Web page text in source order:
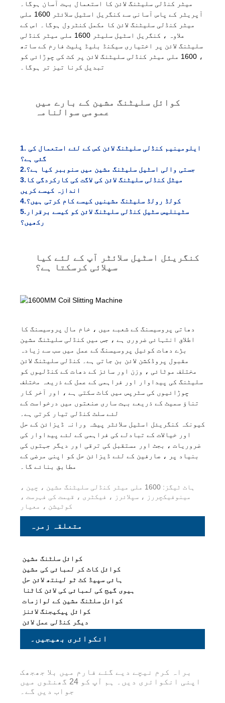
میٹر کنڈلی سلیٹنگ لائن کا استعمال بہت آسان ہوگا۔
آپریٹر کے پاس آسانی سے کنگریل اسٹیل سلائٹر 1600 ملی
میٹر کنڈلی سلیٹنگ لائن کا مکمل کنٹرول ہوگا۔ اس کے
علاوہ ، کنگریل اسٹیل سلیٹر 1600 ملی میٹر کنڈلی
سلیٹنگ لائن پر اختیاری سیکنڈ بلیڈ پلیٹ فارم کے ساتھ
، 1600 ملی میٹر کنڈلی سلیٹنگ لائن پر کٹ کی چوڑائی کو
تبدیل کرنا تیز تر ہوگا۔
کوائل سلیٹنگ مشین کے بارے میں
عمومی سوالنامہ
1. ایلومینیم کنڈلی سلیٹنگ لائن کس کے لئے استعمال کی
گئی ہے؟
2.جستی والی اسٹیل سلیٹنگ مشین میں سنوببر کیا ہے؟
3. میٹل کنڈلی سلیٹنگ لائن کی لاگت کی کارکردگی کا
اندازہ کیسے کریں
4.کولڈ رولڈ سلیٹنگ مشینیں کیسے کام کرتی ہیں؟
5. سٹینلیس سٹیل کنڈلی سلیٹنگ لائن کو کیسے برقرار
رکھیں؟
کنگریئل اسٹیل سلائٹر آپ کے لئے کیا
سپلائی کرسکتا ہے؟
دھاتی پروسیسنگ کے شعبے میں ، خام مال پروسیسنگ کا
اطلاق انتہائی ضروری ہے ، جس میں کنڈلی سلیٹنگ مشین
بڑے دھات کوئیل پروسیسنگ کے عمل میں سب سے زیادہ
مقبول پروڈکشن لائن بن جاتی ہے۔ کنڈلی سلیٹنگ لائن
مختلف موٹائی ، وزن اور سائز کے دھات کے کنڈلیوں کو
سلیٹنگ کی پیداوار اور فراہمی کے عمل کے ذریعہ مختلف
چوڑائیوں کی سٹرپس میں کاٹ سکتی ہے ، اور آخر کار
تناؤ سمیٹ کے ذریعے بہت ساری صنعتوں میں درخواست کے
لئے سلٹ کنڈلی تیار کرتی ہے۔
کیونکہ کنگریئل اسٹیل سلائٹر پیشہ ورانہ ڈیزائن کے حل
اور خیالات کے تبادلے کی فراہمی کے لئے پیداوار کی
ضروریات ، بجٹ اور مستقبل کی ترقی اور دیگر جہتوں کی
بنیاد پر ، صارفین کے لئے ڈیزائن حل کو اپنی مرضی کے
مطابق بنائے گا۔
ہاٹ ٹیگز: 1600 ملی میٹر کنڈلی سلیٹنگ مشین ، چین ،
مینوفیکچررز ، سپلائرز ، فیکٹری ، قیمت کی فہرست ،
کوٹیشن ، معیار
متعلقہ زمرہ
کوائل سلٹنگ مشین
کوائل کاٹ کر لمبائی کی مشین
ہائی سپیڈ کٹ ٹو لینتھ لائن حل
ہیوی گیج کی لمبائی کی لائن کاٹنا
کوائل سلٹنگ مشین کے لوازمات
کوائل پیکیجنگ لائنز
دیگر کنڈلی عمل لائن
انکوائری بھیجیں۔
براہ کرم نیچے دیے گئے فارم میں بلا جھجھک
اپنی انکوائری دیں۔ ہم آپ کو 24 گھنٹوں میں
جواب دیں گے۔